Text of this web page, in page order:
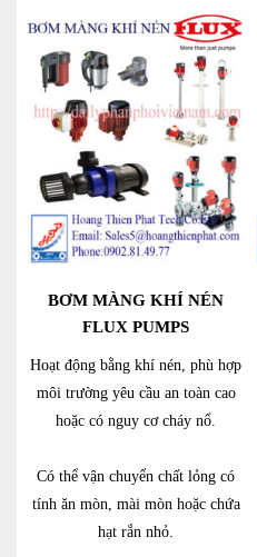
BƠM MÀNG KHÍ NÉN
FLUX PUMPS
Hoạt động bằng khí nén, phù hợp
môi trường yêu cầu an toàn cao
hoặc có nguy cơ cháy nổ.
Có thể vận chuyển chất lỏng có
tính ăn mòn, mài mòn hoặc chứa
hạt rắn nhỏ.